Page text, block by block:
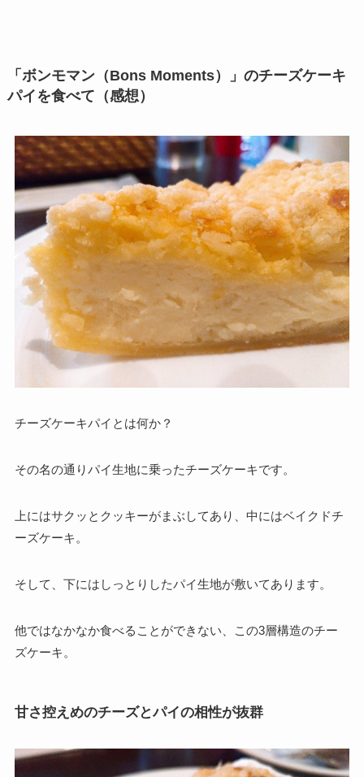
「ボンモマン（Bons Moments）」のチーズケーキ
パイを食べて（感想）
チーズケーキパイとは何か？
その名の通りパイ生地に乗ったチーズケーキです。
上にはサクッとクッキーがまぶしてあり、中にはベイクドチ
ーズケーキ。
そして、下にはしっとりしたパイ生地が敷いてあります。
他ではなかなか食べることができない、この3層構造のチー
ズケーキ。
甘さ控えめのチーズとパイの相性が抜群